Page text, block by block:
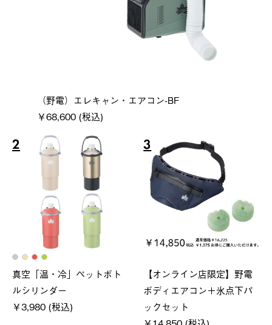
（野電）エレキャン・エアコン-BF
￥68,600 (税込)
2
真空「温・冷」ペットボト
ルシリンダー
￥3,980 (税込)
3
【オンライン店限定】野電
ボディエアコン＋氷点下パ
ックセット